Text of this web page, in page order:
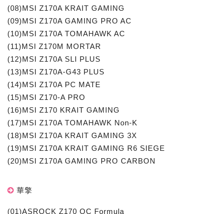
(08)MSI Z170A KRAIT GAMING
(09)MSI Z170A GAMING PRO AC
(10)MSI Z170A TOMAHAWK AC
(11)MSI Z170M MORTAR
(12)MSI Z170A SLI PLUS
(13)MSI Z170A-G43 PLUS
(14)MSI Z170A PC MATE
(15)MSI Z170-A PRO
(16)MSI Z170 KRAIT GAMING
(17)MSI Z170A TOMAHAWK Non-K
(18)MSI Z170A KRAIT GAMING 3X
(19)MSI Z170A KRAIT GAMING R6 SIEGE
(20)MSI Z170A GAMING PRO CARBON
華擎
(01)ASROCK Z170 OC Formula